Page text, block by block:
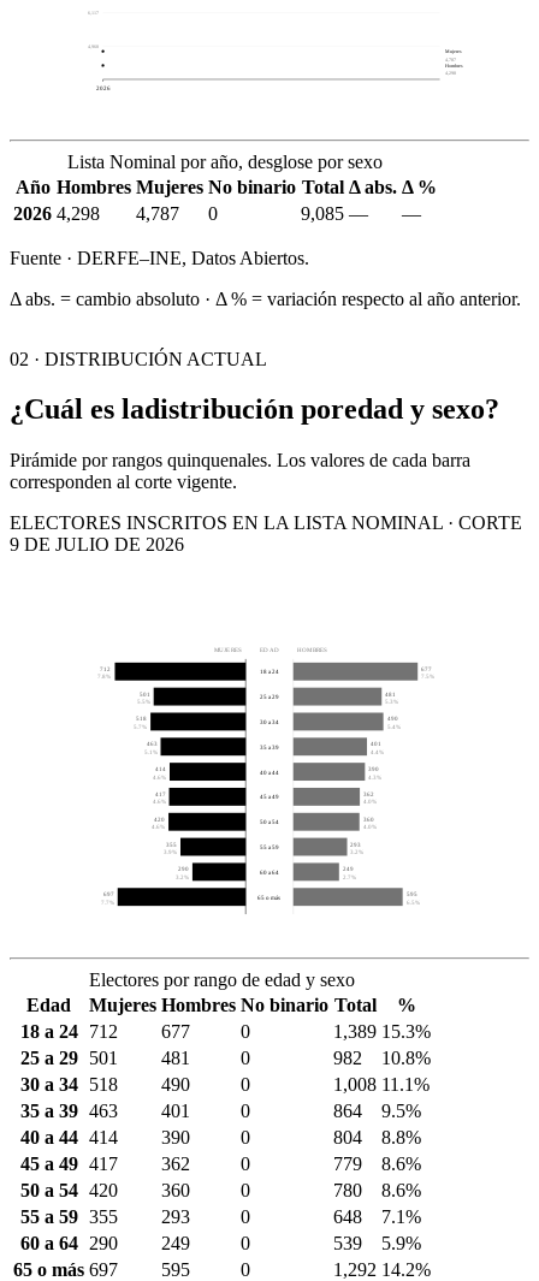
4,968
6,117
2026
Mujeres
4,787
Hombres
4,298
Lista Nominal por año, desglose por sexo
Año Hombres Mujeres No binario Total Δ abs. Δ %
2026 4,298 4,787 0 9,085 — —
Fuente · DERFE–INE, Datos Abiertos.
Δ abs. = cambio absoluto · Δ % = variación respecto al año anterior.
02 · DISTRIBUCIÓN ACTUAL
¿Cuál es ladistribución poredad y sexo?
Pirámide por rangos quinquenales. Los valores de cada barra
corresponden al corte vigente.
ELECTORES INSCRITOS EN LA LISTA NOMINAL · CORTE
9 DE JULIO DE 2026
MUJERES EDAD HOMBRES
712
7.8%
677
7.5%
18 a 24
501
5.5%
481
5.3%
25 a 29
518
5.7%
490
5.4%
30 a 34
463
5.1%
401
4.4%
35 a 39
414
4.6%
390
4.3%
40 a 44
417
4.6%
362
4.0%
45 a 49
420
4.6%
360
4.0%
50 a 54
355
3.9%
293
3.2%
55 a 59
290
3.2%
249
2.7%
60 a 64
697
7.7%
595
6.5%
65 o más
Electores por rango de edad y sexo
Edad
Mujeres Hombres No binario Total
%
18 a 24
712 677 0 1,389 15.3%
25 a 29
501 481 0 982
10.8%
30 a 34
518 490 0 1,008 11.1%
35 a 39 463 401 0 864
9.5%
40 a 44 414 390 0 804
8.8%
45 a 49 417 362 0 779
8.6%
50 a 54 420 360 0 780
8.6%
55 a 59 355 293 0 648
7.1%
60 a 64
290 249 0 539
5.9%
65 o más 697 595 0 1,292 14.2%